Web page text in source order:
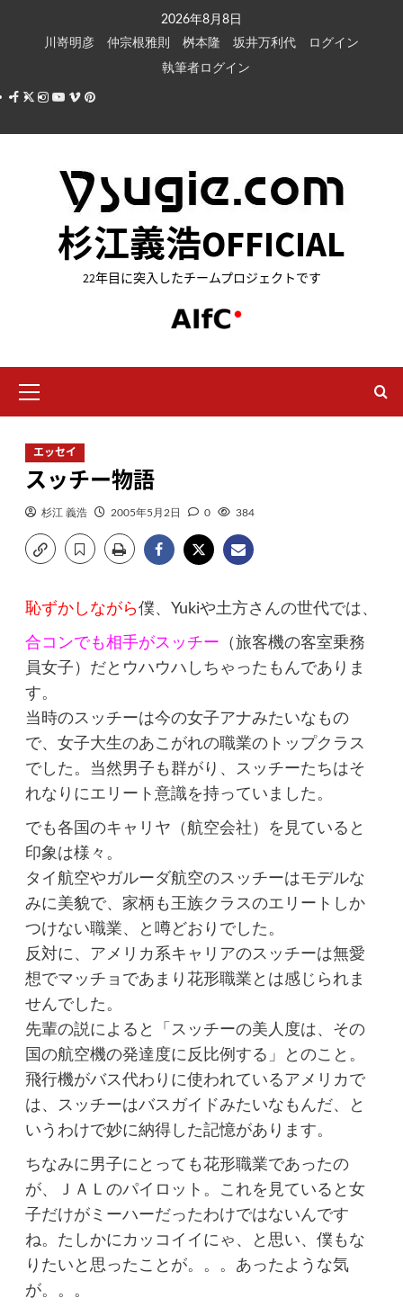
キ
2026年8月8日
川嵜明彦
仲宗根雅則 桝本隆 坂井万利代
ログイン
執筆者ログイン
Facebook
X Instagram
Youtube
VimeoPinterest
杉江義浩OFFICIAL
22年目に突入したチームプロジェクトです
イ
ン
ニ
ュ
ー
エッセイ
スッチー物語
杉江 義浩 2005年5月2日 0 384
恥ずかしながら僕、Yukiや土方さんの世代では、
合コンでも相手がスッチー （旅客機の客室乗務
員女子）だとウハウハしちゃったもんでありま
す。
当時のスッチーは今の女子アナみたいなもの
で、女子大生のあこがれの職業のトップクラス
でした。当然男子も群がり、スッチーたちはそ
れなりにエリート意識を持っていました。
でも各国のキャリヤ（航空会社）を見ていると
印象は様々。
タイ航空やガルーダ航空のスッチーはモデルな
みに美貌で、家柄も王族クラスのエリートしか
つけない職業、と噂どおりでした。
反対に、アメリカ系キャリアのスッチーは無愛
想でマッチョであまり花形職業とは感じられま
せんでした。
先輩の説によると「スッチーの美人度は、その
国の航空機の発達度に反比例する」とのこと。
飛行機がバス代わりに使われているアメリカで
は、スッチーはバスガイドみたいなもんだ、と
いうわけで妙に納得した記憶があります。
ちなみに男子にとっても花形職業であったの
が、ＪＡＬのパイロット。これを見ていると女
子だけがミーハーだったわけではないんです
ね。たしかにカッコイイにゃ、と思い、僕もな
りたいと思ったことが。。。あったような気
が。。。